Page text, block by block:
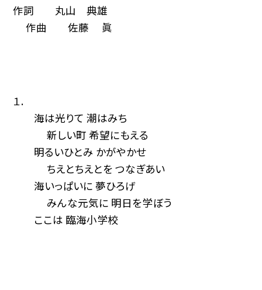
作詞 丸山 典雄
作曲 佐藤 眞
１.
海は光りて 潮はみち
新しい町 希望にもえる
明るいひとみ かがやかせ
ちえとちえとを つなぎあい
海いっぱいに 夢ひろげ
みんな元気に 明日を学ぼう
ここは 臨海小学校